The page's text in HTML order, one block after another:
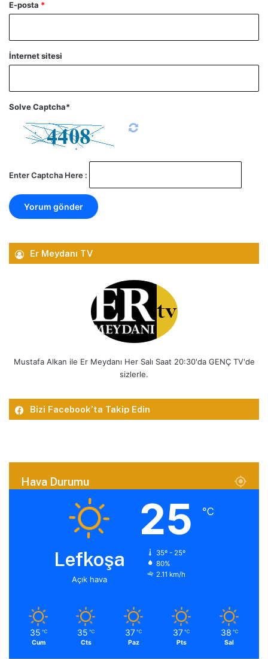
E-posta *
İnternet sitesi
Solve Captcha*
Enter Captcha Here :
Er Meydanı TV
Mustafa Alkan ile Er Meydanı Her Salı Saat 20:30'da GENÇ TV'de
sizlerle.
Bizi Facebook’ta Takip Edin
Hava Durumu
Lefkoşa
Açık hava
25 ℃
35º - 25º
80%
2.11 km/h
35 ℃
Cum
35 ℃
Cts
37 ℃
Paz
37 ℃
Pts
38 ℃
Sal